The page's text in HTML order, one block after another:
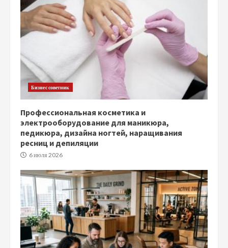
Бизнес советник
Профессиональная косметика и
электрооборудование для маникюра,
педикюра, дизайна ногтей, наращивания
ресниц и депиляции
6 июля 2026